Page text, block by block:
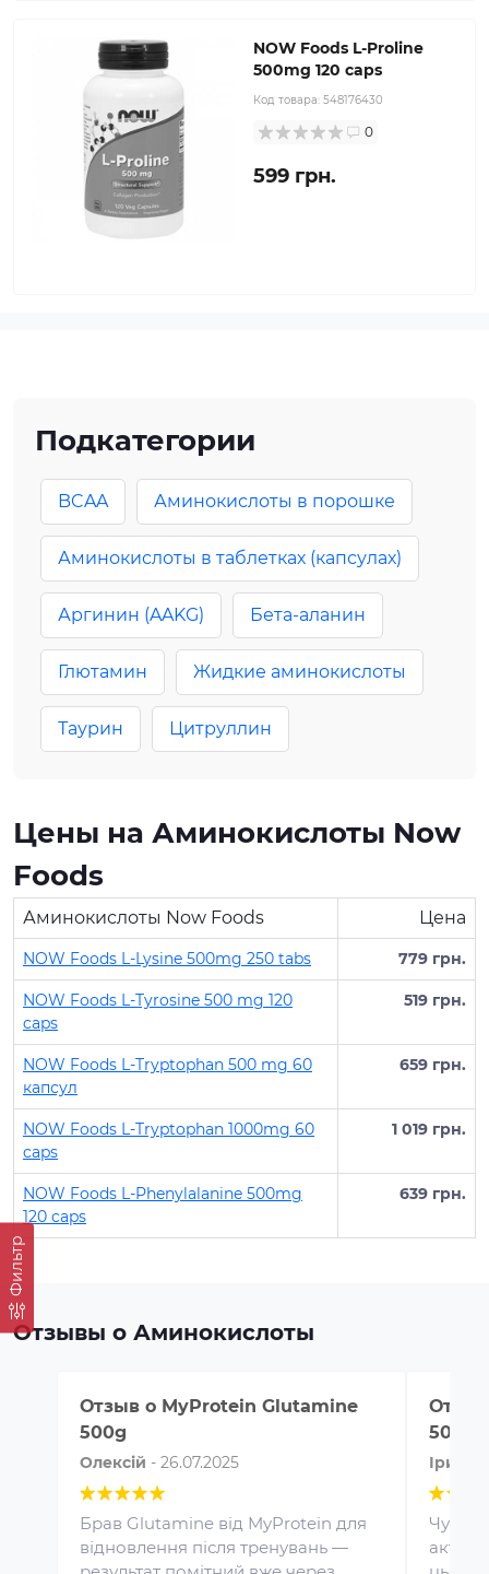
Фильтр
NOW Foods L-Proline
500mg 120 caps
Код товара: 548176430
0
599 грн.
Подкатегории
BCAA Аминокислоты в порошке
Аминокислоты в таблетках (капсулах)
Аргинин (AAKG) Бета-аланин
Глютамин Жидкие аминокислоты
Таурин Цитруллин
Цены на Аминокислоты Now
Foods
Аминокислоты Now Foods Цена
NOW Foods L-Lysine 500mg 250 tabs 779 грн.
NOW Foods L-Tyrosine 500 mg 120
caps
519 грн.
NOW Foods L-Tryptophan 500 mg 60
капсул
659 грн.
NOW Foods L-Tryptophan 1000mg 60
caps
1 019 грн.
NOW Foods L-Phenylalanine 500mg
120 caps
639 грн.
Отзывы о Аминокислоты
Отзыв о MyProtein Glutamine
500g
Олексій - 26.07.2025
Брав Glutamine від MyProtein для
відновлення після тренувань —
500g
Ірина